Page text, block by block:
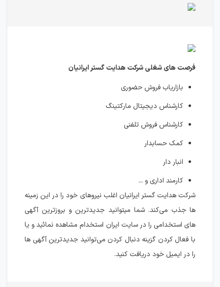
فرصت های شغلی شرکت هدایت گستر ایرانیان
بازاریاب فروش حضوری
کارشناس دیجیتال مارکتینگ
کارشناس فروش تلفنی
کمک حسابدار
انبار دار
کارمند اداری و ...
شرکت هدایت گستر ایرانیان اغلب نیروهای خود را در این زمینه
ها جذب می‌کند. شما می‎توانید جدیدترین و بروزترین آگهی
های استخدامی را در سایت ایران استخدام مشاهده نمائید و یا
با فعال کردن گزینه دنبال کردن می‌توانید جدیدترین آگهی ها
را در ایمیل خود دریافت کنید.